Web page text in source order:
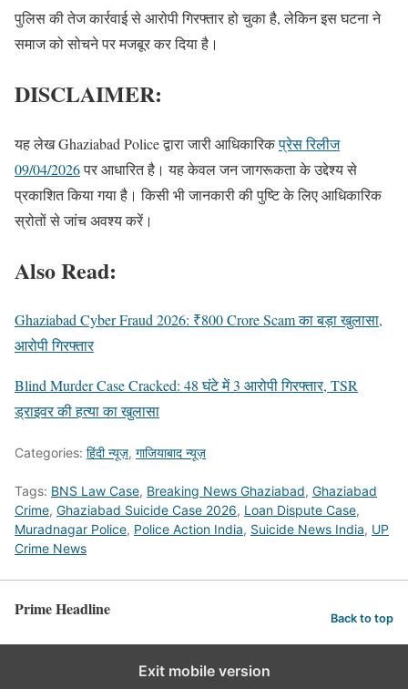
पुलिस की तेज कार्रवाई से आरोपी गिरफ्तार हो चुका है, लेकिन इस घटना ने
समाज को सोचने पर मजबूर कर दिया है।
DISCLAIMER:
यह लेख Ghaziabad Police द्वारा जारी आधिकारिकप्रेस रिलीज
09/04/2026पर आधारित है। यह केवल जन जागरूकता के उद्देश्य से
प्रकाशित किया गया है। किसी भी जानकारी की पुष्टि के लिए आधिकारिक
स्रोतों से जांच अवश्य करें।
Also Read:
Ghaziabad Cyber Fraud 2026: ₹800 Crore Scam का बड़ा खुलासा,
आरोपी गिरफ्तार
Blind Murder Case Cracked: 48 घंटे में 3 आरोपी गिरफ्तार, TSR
ड्राइवर की हत्या का खुलासा
Categories: हिंदी न्यूज़, गाजियाबाद न्यूज़
Tags: BNS Law Case, Breaking News Ghaziabad, Ghaziabad
Crime, Ghaziabad Suicide Case 2026, Loan Dispute Case,
Muradnagar Police, Police Action India, Suicide News India, UP
Crime News
Prime Headline Back to top
Exit mobile version